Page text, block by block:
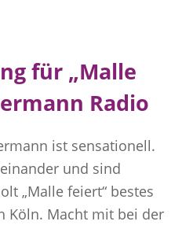
für „Malle
Radio
ist sensationell.
und sind
„Malle feiert“ bestes
Köln. Macht mit bei der